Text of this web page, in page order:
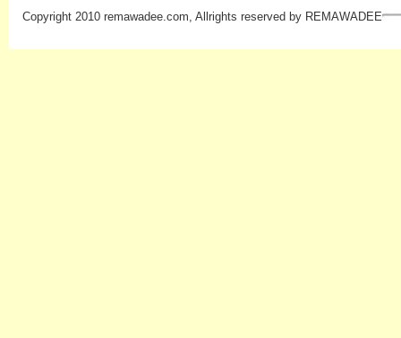
Copyright 2010 remawadee.com, Allrights reserved by REMAWADEE